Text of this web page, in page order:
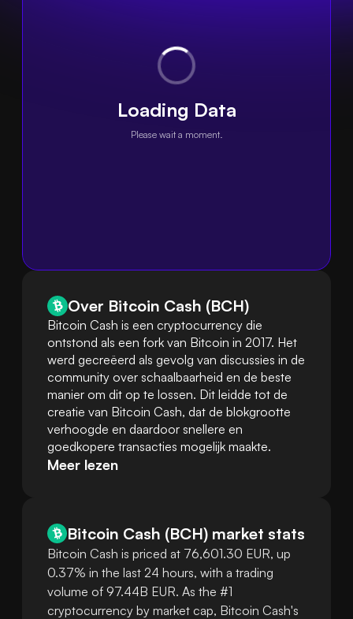
Loading Data
Please wait a moment.
Over Bitcoin Cash (BCH)
Bitcoin Cash is een cryptocurrency die
ontstond als een fork van Bitcoin in 2017. Het
werd gecreëerd als gevolg van discussies in de
community over schaalbaarheid en de beste
manier om dit op te lossen. Dit leidde tot de
creatie van Bitcoin Cash, dat de blokgrootte
verhoogde en daardoor snellere en
goedkopere transacties mogelijk maakte.
Meer lezen
Bitcoin Cash (BCH) market stats
Bitcoin Cash is priced at 76,601.30 EUR, up
0.37% in the last 24 hours, with a trading
volume of 97.44B EUR. As the #1
cryptocurrency by market cap, Bitcoin Cash's